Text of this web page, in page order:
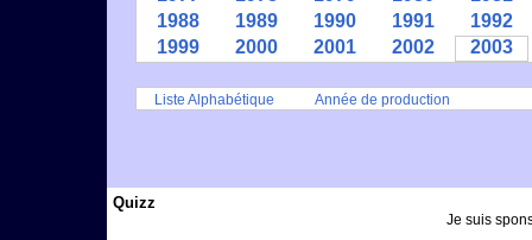
1988
1989 1990 1991
1992
1999
2000 2001 2002 2003
Liste Alphabétique Année de production
Quizz
Je suis